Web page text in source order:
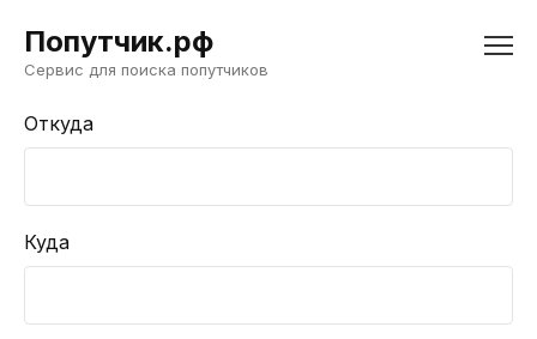
Попутчик.рф
Сервис для поиска попутчиков
Откуда
Куда